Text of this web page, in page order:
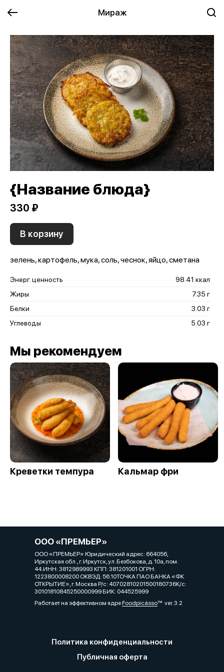
Мираж
{Название блюда}
330 ₽
В корзину
зелень, картофель, мука, соль, чеснок, яйцо, сметана
Энерг. ценность
98.41 ккал
Жиры
7.35 г
Белки
3.03 г
Углеводы
5.03 г
Мы рекомендуем
Креветки темпура Кальмар фри
ООО «ПРЕМЬЕР»
ООО «ПРЕМЬЕР» Юридический адрес: 664056,
Иркутская обл., г. Иркутск, ул. Безбокова, д. 10а, пом.
44.ИНН: 3812989993 КПП: 381201001 ОГРН:
1223800008200 ОКВЭД: 56.10ТОЧКА ПАО БАНКА «ФК
ОТКРЫТИЕ», г. Москва Р/с: 40702810201500180736К/с:
30101810845250000999 БИК: 044525999
Работает на эффективном ядреFoodpicássover. 3.2
Политика конфиденциальности
Публичная оферта